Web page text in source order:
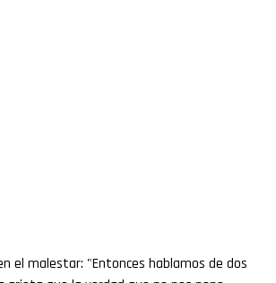
el malestar: "Entonces hablamos de dos